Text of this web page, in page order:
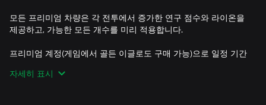
모든 프리미엄 차량은 각 전투에서 증가한 연구 점수와 라이온을
제공하고, 가능한 모든 개수를 미리 적용합니다.
프리미엄 계정(게임에서 골든 이글로도 구매 가능)으로 일정 기간
다. 이것은 프리미엄 차량의 보너스와 함께 누적됩니다!
자세히 표시